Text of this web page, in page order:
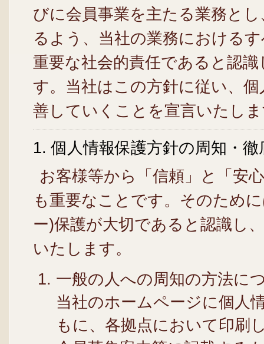
びに会員事業を主たる業務と
るよう、当社の業務における
重要な社会的責任であると認
す。当社はこの方針に従い、
善していくことを宣言いたし
1. 個人情報保護方針の周知・徹
お客様等から「信頼」と「安
も重要なことです。そのため
ー)保護が大切であると認識し
いたします。
一般の人への周知の方法に
当社のホームページに個人
もに、各拠点において印刷